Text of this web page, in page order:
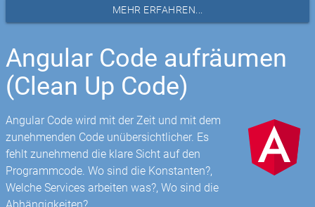
MEHR ERFAHREN...
Angular Code aufräumen
(Clean Up Code)
Angular Code wird mit der Zeit und mit dem
zunehmenden Code unübersichtlicher. Es
fehlt zunehmend die klare Sicht auf den
Programmcode. Wo sind die Konstanten?,
Welche Services arbeiten was?, Wo sind die